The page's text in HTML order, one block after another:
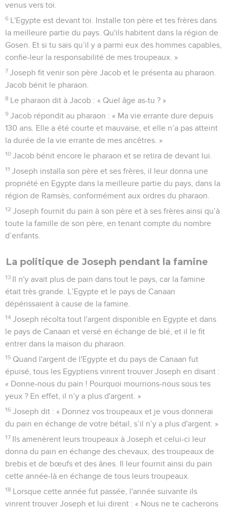
venus vers toi.
6 L'Egypte est devant toi. Installe ton père et tes frères dans
la meilleure partie du pays. Qu'ils habitent dans la région de
Gosen. Et si tu sais qu’il y a parmi eux des hommes capables,
confie-leur la responsabilité de mes troupeaux. »
7 Joseph fit venir son père Jacob et le présenta au pharaon.
Jacob bénit le pharaon.
8 Le pharaon dit à Jacob : « Quel âge as-tu ? »
9 Jacob répondit au pharaon : « Ma vie errante dure depuis
130 ans. Elle a été courte et mauvaise, et elle n’a pas atteint
la durée de la vie errante de mes ancêtres. »
10 Jacob bénit encore le pharaon et se retira de devant lui.
11 Joseph installa son père et ses frères, il leur donna une
propriété en Egypte dans la meilleure partie du pays, dans la
région de Ramsès, conformément aux ordres du pharaon.
12 Joseph fournit du pain à son père et à ses frères ainsi qu’à
toute la famille de son père, en tenant compte du nombre
d’enfants.
La politique de Joseph pendant la famine
13 Il n'y avait plus de pain dans tout le pays, car la famine
était très grande. L’Egypte et le pays de Canaan
dépérissaient à cause de la famine.
14 Joseph récolta tout l'argent disponible en Egypte et dans
le pays de Canaan et versé en échange de blé, et il le fit
entrer dans la maison du pharaon.
15 Quand l'argent de l'Egypte et du pays de Canaan fut
épuisé, tous les Egyptiens vinrent trouver Joseph en disant :
« Donne-nous du pain ! Pourquoi mourrions-nous sous tes
yeux ? En effet, il n’y a plus d'argent. »
16 Joseph dit : « Donnez vos troupeaux et je vous donnerai
du pain en échange de votre bétail, s’il n’y a plus d'argent. »
17 Ils amenèrent leurs troupeaux à Joseph et celui-ci leur
donna du pain en échange des chevaux, des troupeaux de
brebis et de bœufs et des ânes. Il leur fournit ainsi du pain
cette année-là en échange de tous leurs troupeaux.
18 Lorsque cette année fut passée, l'année suivante ils
vinrent trouver Joseph et lui dirent : « Nous ne te cacherons